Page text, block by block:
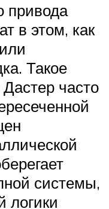
привода
в этом, как
Такое
часто
системы,
логики